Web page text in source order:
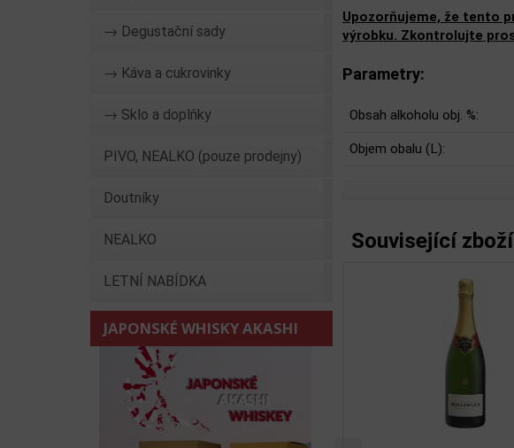
→ Degustační sady
→ Káva a cukrovinky
→ Sklo a doplňky
PIVO, NEALKO (pouze prodejny)
Doutníky
NEALKO
LETNÍ NABÍDKA
JAPONSKÉ WHISKY AKASHI
Upozorňujeme, že tento
výrobku. Zkontrolujte
Parametry:
Obsah alkoholu obj. %:
Objem obalu (L):
Související zboží